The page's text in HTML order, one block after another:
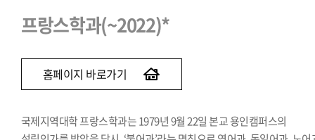
인도학과(~2022)
프랑스학과(~2022)*
홈페이지 바로가기
국제지역대학 프랑스학과는 1979년 9월 22일 본교 용인캠퍼스의